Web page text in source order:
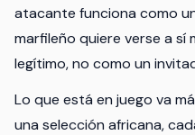
atacante funciona como
marfileño quiere verse a
legítimo, no como un
Lo que está en juego va
una selección africana,